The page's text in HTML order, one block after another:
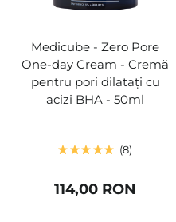
Medicube - Zero Pore
One-day Cream - Cremă
pentru pori dilatați cu
acizi BHA - 50ml
8
114,00 RON